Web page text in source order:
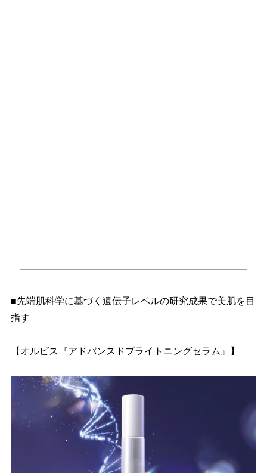
■先端肌科学に基づく遺伝子レベルの研究成果で美肌を目
指す
【オルビス『アドバンスドブライトニングセラム』】